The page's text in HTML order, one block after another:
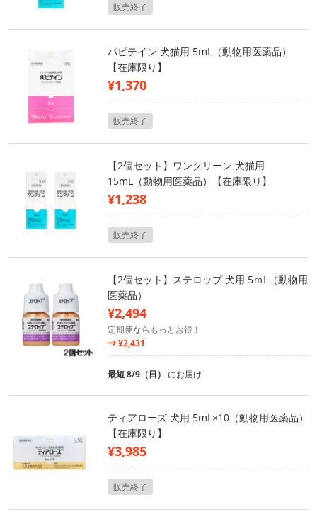
販売終了
パピテイン 犬猫用 5mL（動物用医薬品）
【在庫限り】
¥1,370
販売終了
【2個セット】ワンクリーン 犬猫用
15mL（動物用医薬品）【在庫限り】
¥1,238
販売終了
【2個セット】ステロップ 犬用 5ｍL（動物用
医薬品）
¥2,494
定期便ならもっとお得！
¥2,431
最短 8/9（日） にお届け
ティアローズ 犬用 5mL×10（動物用医薬品）
【在庫限り】
¥3,985
販売終了